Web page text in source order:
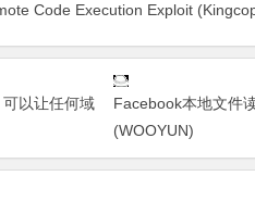
Code Execution Exploit
以让任何域
Facebook本地文件
(WOOYUN)